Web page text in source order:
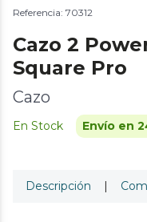
Referencia: 70312
Cazo 2
Square Pro
Cazo
En Stock Envío en
Descripción |